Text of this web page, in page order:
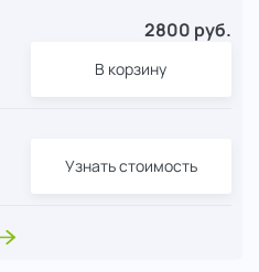
2800 руб.
В корзину
Узнать стоимость